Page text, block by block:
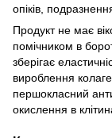
опіків,
Продукт не має
помічником в
зберігає
вироблення
першокласний
окислення в